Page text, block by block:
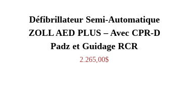
Défibrillateur Semi-Automatique
ZOLL AED PLUS – Avec CPR-D
Padz et Guidage RCR
2.265,00$